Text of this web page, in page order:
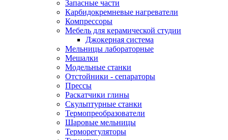
Запасные части
Карбидокремневые нагреватели
Компрессоры
Мебель для керамической студии
Джокерная система
Мельницы лабораторные
Мешалки
Модельные станки
Отстойники - сепараторы
Прессы
Раскатчики глины
Скульптурные станки
Термопреобразователи
Шаровые мельницы
Терморегуляторы